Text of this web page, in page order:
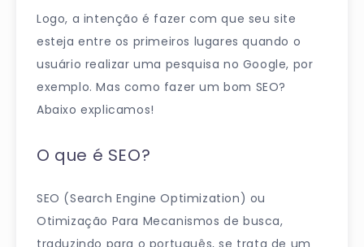
Logo, a intenção é fazer com que seu site
esteja entre os primeiros lugares quando o
usuário realizar uma pesquisa no Google, por
exemplo. Mas como fazer um bom SEO?
Abaixo explicamos!
O que é SEO?
SEO (Search Engine Optimization) ou
Otimização Para Mecanismos de busca,